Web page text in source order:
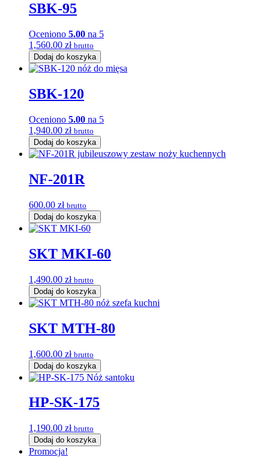
SBK-95
Oceniono 5.00 na 5
1,560.00 zł brutto
Dodaj do koszyka
SBK-120
Oceniono 5.00 na 5
1,940.00 zł brutto
Dodaj do koszyka
NF-201R
600.00 zł brutto
Dodaj do koszyka
SKT MKI-60
1,490.00 zł brutto
Dodaj do koszyka
SKT MTH-80
1,600.00 zł brutto
Dodaj do koszyka
HP-SK-175
1,190.00 zł brutto
Dodaj do koszyka
Promocja!